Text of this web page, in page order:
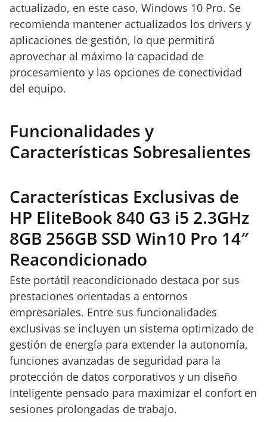
actualizado, en este caso, Windows 10 Pro. Se
recomienda mantener actualizados los drivers y
aplicaciones de gestión, lo que permitirá
aprovechar al máximo la capacidad de
procesamiento y las opciones de conectividad
del equipo.
Funcionalidades y
Características Sobresalientes
Características Exclusivas de
HP EliteBook 840 G3 i5 2.3GHz
8GB 256GB SSD Win10 Pro 14″
Reacondicionado
Este portátil reacondicionado destaca por sus
prestaciones orientadas a entornos
empresariales. Entre sus funcionalidades
exclusivas se incluyen un sistema optimizado de
gestión de energía para extender la autonomía,
funciones avanzadas de seguridad para la
protección de datos corporativos y un diseño
inteligente pensado para maximizar el confort en
sesiones prolongadas de trabajo.